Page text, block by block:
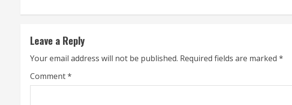
t
i
n
u
e
Leave a Reply
Your email address will not be published. Required fields are marked *
Comment*